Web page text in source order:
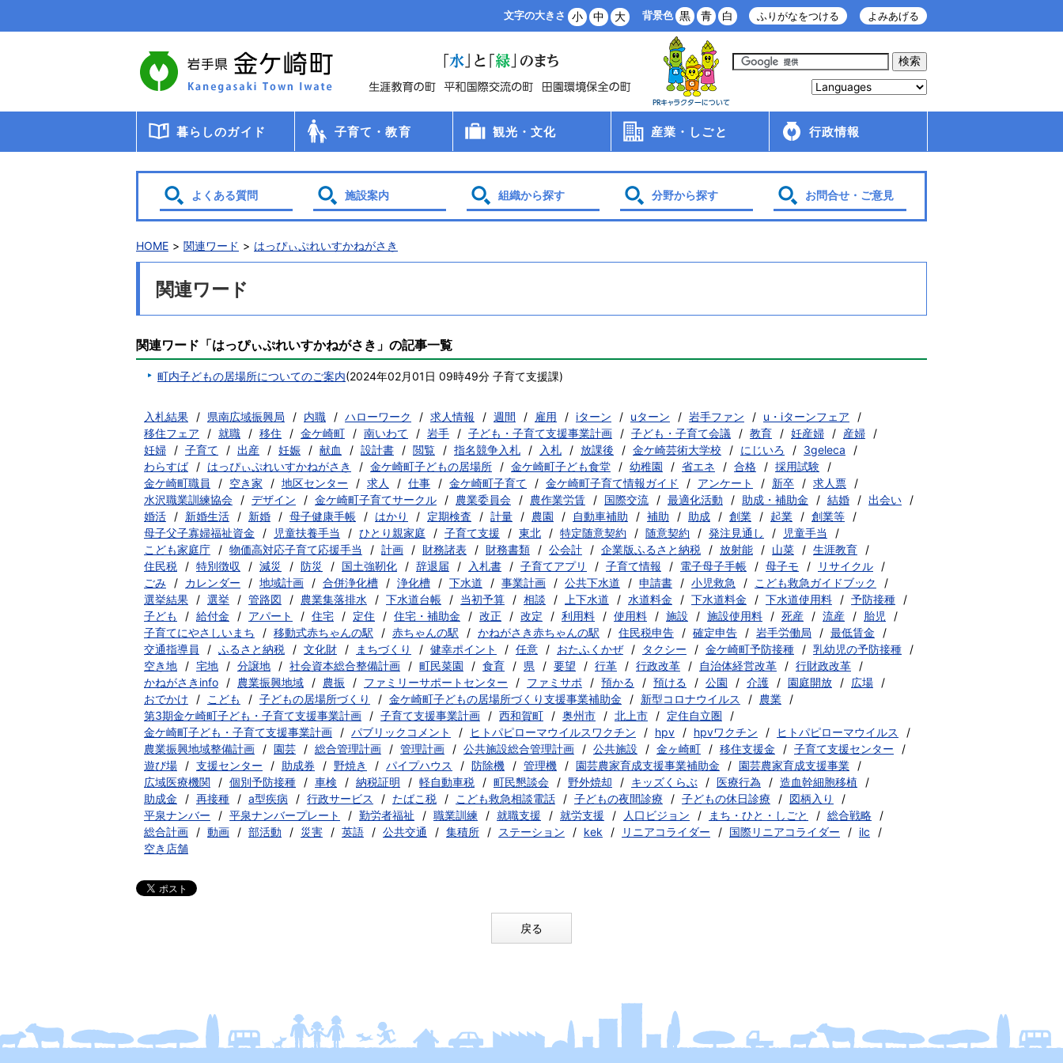
動
文字の大きさ 小 中 大 背景色 黒 青 白 ふりがなをつける よみあげる
暮らしのガイド 子育て・教育
保育
観光・文化 産業・しごと 行政情報
よくある質問 施設案内 組織から探す 分野から探す お問合せ・ご意見
HOME 関連ワード はっぴぃぷれいすかねがさき
関連ワード
関連ワード「はっぴぃぷれいすかねがさき」の記事一覧
町内子どもの居場所についてのご案内(2024年02月01日 09時49分 子育て支援課)
入札結果 県南広域振興局 内職 ハローワーク 求人情報 週間 雇用 iターン uターン 岩手ファン
u・iターンフェア
移住フェア
就職 移住 金ケ崎町 南いわて 岩手 子ども・子育て支援事業計画 子ども・子育て会議 教育 妊産婦
産婦
妊婦
子育て 出産 妊娠 献血 設計書 閲覧 指名競争入札 入札 放課後 金ケ崎芸術大学校 にじいろ
3geleca
わらすば
はっぴぃぷれいすかねがさき 金ケ崎町子どもの居場所 金ケ崎町子ども食堂 幼稚園 省エネ 合格
採用試験
金ケ崎町職員
空き家 地区センター 求人 仕事 金ケ崎町子育て 金ケ崎町子育て情報ガイド アンケート 新卒
求人票
水沢職業訓練協会
デザイン 金ケ崎町子育てサークル 農業委員会 農作業労賃 国際交流 最適化活動 助成・補助金 結婚
出会い
婚活
新婚生活 新婚 母子健康手帳 はかり 定期検査 計量 農園 自動車補助 補助 助成 創業 起業
創業等
母子父子寡婦福祉資金
児童扶養手当 ひとり親家庭 子育て支援 東北 特定随意契約 随意契約 発注見通し
児童手当
こども家庭庁
物価高対応子育て応援手当 計画 財務諸表 財務書類 公会計 企業版ふるさと納税 放射能 山菜
生涯教育
住民税
特別徴収 減災 防災 国土強靭化 辞退届 入札書 子育てアプリ 子育て情報 電子母子手帳 母子モ
リサイクル
ごみ
カレンダー 地域計画 合併浄化槽 浄化槽 下水道 事業計画 公共下水道 申請書 小児救急
こども救急ガイドブック
選挙結果
選挙 管路図 農業集落排水 下水道台帳 当初予算 相談 上下水道 水道料金 下水道料金 下水道使用料
予防接種
子ども
給付金 アパート 住宅 定住 住宅・補助金 改正 改定 利用料 使用料 施設 施設使用料 死産 流産
胎児
子育てにやさしいまち
移動式赤ちゃんの駅 赤ちゃんの駅 かねがさき赤ちゃんの駅 住民税申告 確定申告 岩手労働局
最低賃金
交通指導員
ふるさと納税 文化財 まちづくり 健幸ポイント 任意 おたふくかぜ タクシー 金ケ崎町予防接種
乳幼児の予防接種
空き地
宅地 分譲地 社会資本総合整備計画 町民菜園 食育 県 要望 行革 行政改革 自治体経営改革
行財政改革
かねがさきinfo
農業振興地域 農振 ファミリーサポートセンター ファミサポ 預かる 預ける 公園 介護 園庭開放
広場
おでかけ
こども 子どもの居場所づくり 金ケ崎町子どもの居場所づくり支援事業補助金 新型コロナウイルス
農業
第3期金ケ崎町子ども・子育て支援事業計画
子育て支援事業計画 西和賀町 奥州市 北上市
定住自立圏
金ケ崎町子ども・子育て支援事業計画
パブリックコメント ヒトパピローマウイルスワクチン hpv hpvワクチン
ヒトパピローマウイルス
農業振興地域整備計画
園芸 総合管理計画 管理計画 公共施設総合管理計画 公共施設 金ヶ崎町 移住支援金
子育て支援センター
遊び場
支援センター 助成券 野焼き パイプハウス 防除機 管理機 園芸農家育成支援事業補助金
園芸農家育成支援事業
広域医療機関
個別予防接種 車検 納税証明 軽自動車税 町民懇談会 野外焼却 キッズくらぶ 医療行為
造血幹細胞移植
助成金
再接種 a型疾病 行政サービス たばこ税 こども救急相談電話 子どもの夜間診療 子どもの休日診療
図柄入り
平泉ナンバー
平泉ナンバープレート 勤労者福祉 職業訓練 就職支援 就労支援 人口ビジョン まち・ひと・しごと
総合戦略
総合計画
動画 部活動 災害 英語 公共交通 集積所 ステーション kek リニアコライダー 国際リニアコライダー
ilc
空き店舗
戻る